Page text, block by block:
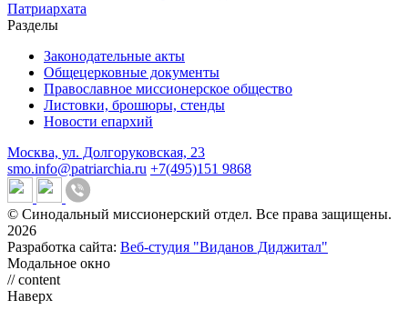
Патриархата
Разделы
Законодательные акты
Общецерковные документы
Православное миссионерское общество
Листовки, брошюры, стенды
Новости епархий
Москва, ул. Долгоруковская, 23
smo.info@patriarchia.ru +7(495)151 9868
© Синодальный миссионерский отдел. Все права защищены.
2026
Разработка сайта: Веб-студия "Виданов Диджитал"
Модальное окно
// content
Наверх